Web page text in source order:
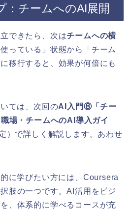
：チームへのAI展開
できたら、次はチームへの横
っている」状態から「チーム
移行すると、効果が何倍にも
ては、次回のAI入門⑧「チー
場・チームへのAI導入ガイ
）で詳しく解説します。あわせ
に学びたい方には、Coursera
肢の一つです。AI活用をビジ
、体系的に学べるコースが充